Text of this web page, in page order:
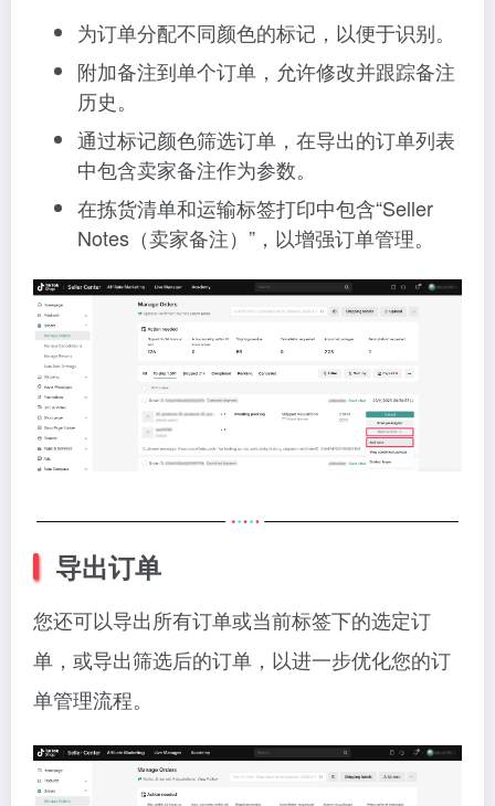
为订单分配不同颜色的标记，以便于识别。
附加备注到单个订单，允许修改并跟踪备注
历史。
通过标记颜色筛选订单，在导出的订单列表
中包含卖家备注作为参数。
在拣货清单和运输标签打印中包含“Seller
Notes（卖家备注）”，以增强订单管理。
导出订单
您还可以导出所有订单或当前标签下的选定订
单，或导出筛选后的订单，以进一步优化您的订
单管理流程。